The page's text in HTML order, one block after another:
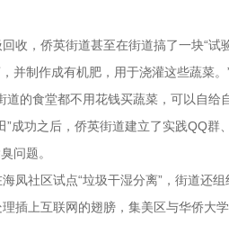
收，侨英街道甚至在街道搞了一块“试
并制作成有机肥，用于浇灌这些蔬菜。
的食堂都不用花钱买蔬菜，可以自给
成功之后，侨英街道建立了实践QQ群
问题。
凤社区试点“垃圾干湿分离”，街道还
插上互联网的翅膀，集美区与华侨大